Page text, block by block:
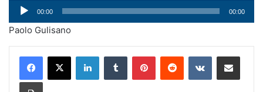
Audio
Player
00:00 00:00
Paolo Gulisano